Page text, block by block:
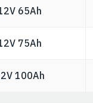
65Ah
75Ah
100Ah